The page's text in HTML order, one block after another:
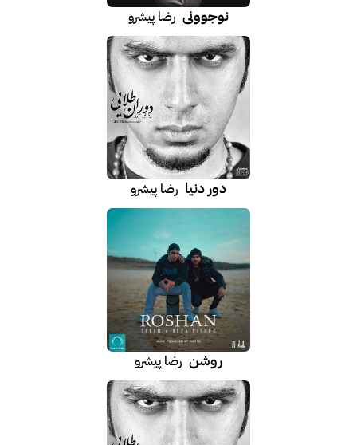
نوجوونی رضا پیشرو
دور دنیا رضا پیشرو
روشن رضا پیشرو